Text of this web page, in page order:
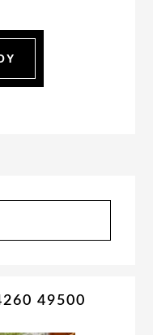
49500